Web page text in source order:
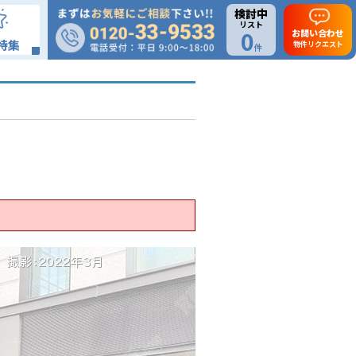
集
検討中
リスト
0件
お問い合わせ
物件リクエスト